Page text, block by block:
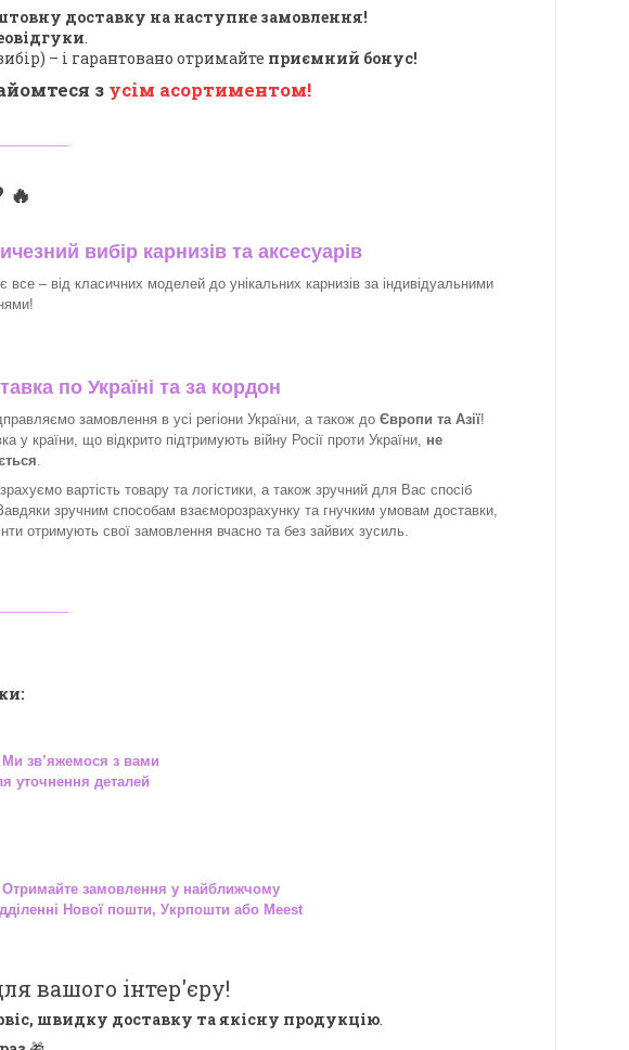
доставку на наступне замовлення!
.
– і гарантовано отримайте приємний бонус!
з усім асортиментом!
🔥
вибір карнизів та аксесуарів
все – від класичних моделей до унікальних карнизів за індивідуальними
по Україні та за кордон
замовлення в усі регіони України, а також до Європи та Азії!
у країни, що відкрито підтримують війну Росії проти України, не
вартість товару та логістики, а також зручний для Вас спосіб
зручним способам взаєморозрахунку та гнучким умовам доставки,
отримують свої замовлення вчасно та без зайвих зусиль.
зв’яжемося з вами
уточнення деталей
замовлення у найближчому
Нової пошти, Укрпошти або Meest
вашого інтер'єру!
швидку доставку та якісну продукцію.